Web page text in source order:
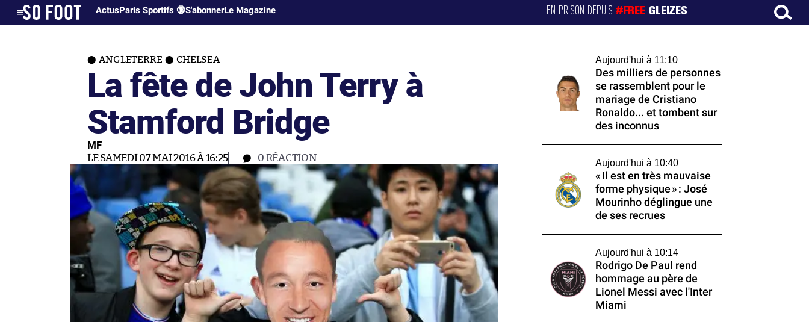
ActusParis Sportifs 🔞S'abonnerLe Magazine EN PRISON DEPUIS#FREE GLEIZES
ANGLETERRE CHELSEA
La fête de John Terry à
Stamford Bridge
MF
LE SAMEDI 07 MAI 2016 À 16:25 0 RÉACTION
Aujourd'hui à 11:10
Des milliers de personnes
se rassemblent pour le
mariage de Cristiano
Ronaldo... et tombent sur
des inconnus
Aujourd'hui à 10:40
« Il est en très mauvaise
forme physique » : José
Mourinho déglingue une
de ses recrues
Aujourd'hui à 10:14
Rodrigo De Paul rend
hommage au père de
Lionel Messi avec l'Inter
Miami